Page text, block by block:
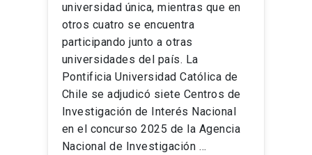
universidad única, mientras que en
otros cuatro se encuentra
participando junto a otras
universidades del país. La
Pontificia Universidad Católica de
Chile se adjudicó siete Centros de
Investigación de Interés Nacional
en el concurso 2025 de la Agencia
Nacional de Investigación …